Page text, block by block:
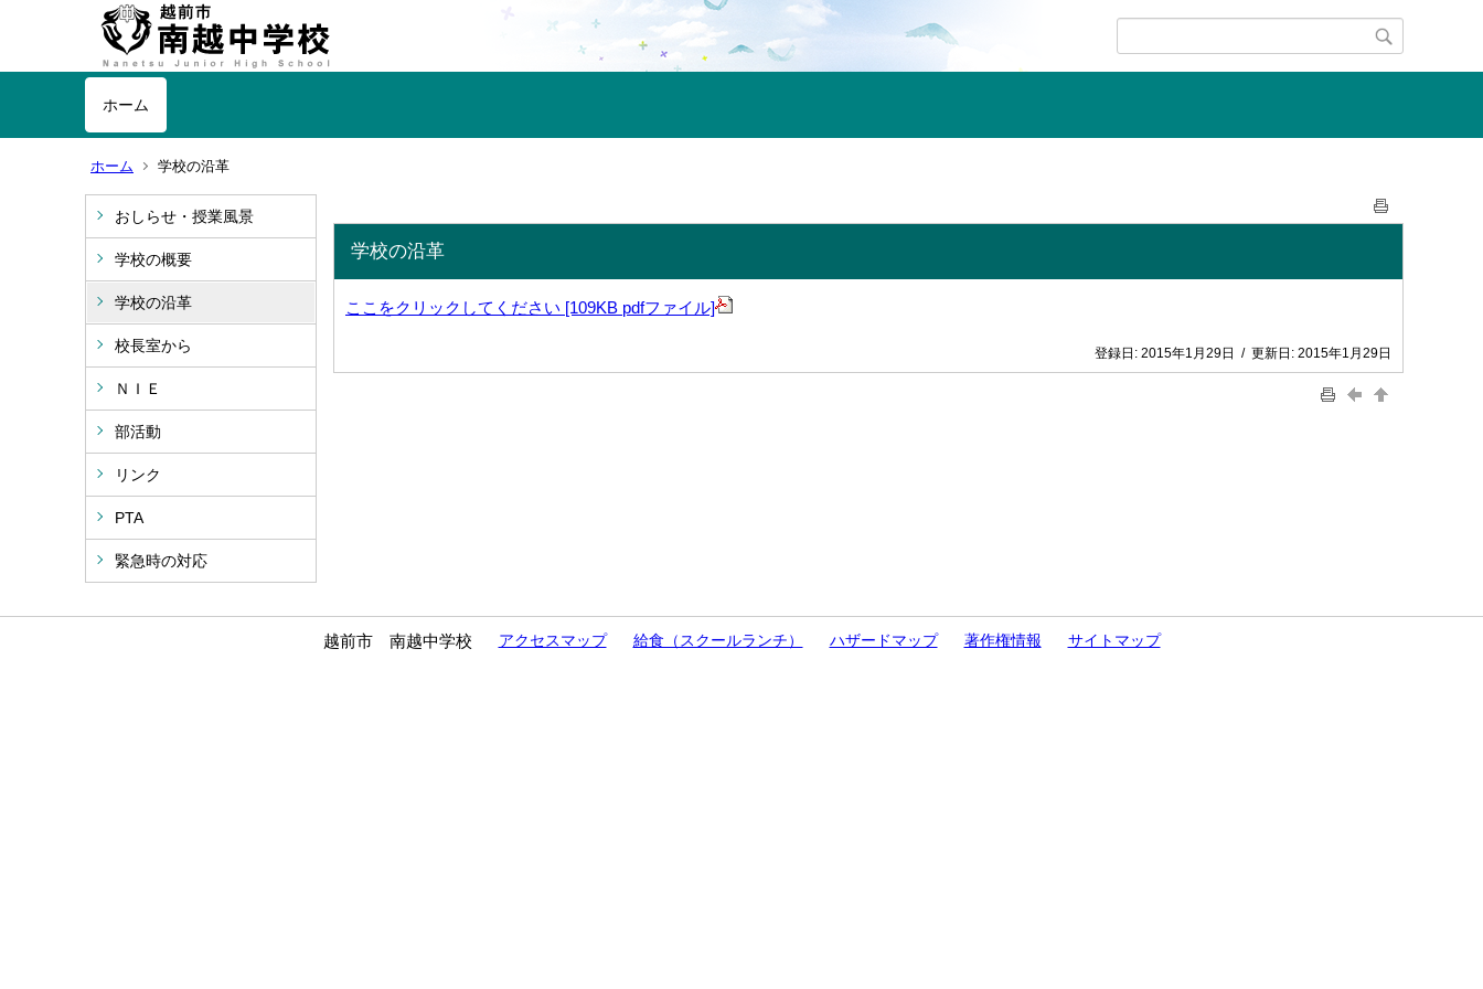
ホーム
ホーム 学校の沿革
おしらせ・授業風景
学校の概要
学校の沿革
校長室から
ＮＩＥ
部活動
リンク
PTA
緊急時の対応
学校の沿革
ここをクリックしてください [109KB pdfファイル]
登録日: 2015年1月29日 / 更新日: 2015年1月29日
越前市 南越中学校 アクセスマップ 給食（スクールランチ） ハザードマップ 著作権情報 サイトマップ